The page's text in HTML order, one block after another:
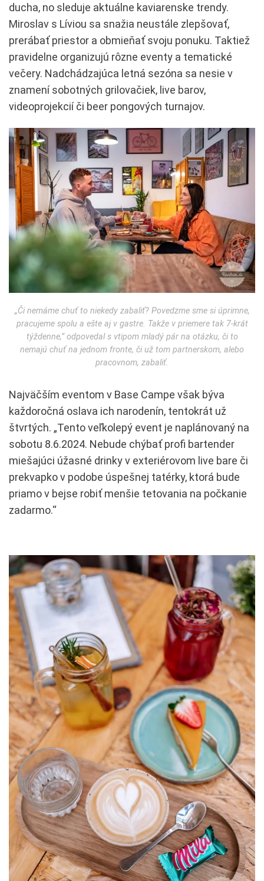
ducha, no sleduje aktuálne kaviarenske trendy.
Miroslav s Líviou sa snažia neustále zlepšovať,
prerábať priestor a obmieňať svoju ponuku. Taktiež
pravidelne organizujú rôzne eventy a tematické
večery. Nadchádzajúca letná sezóna sa nesie v
znamení sobotných grilovačiek, live barov,
videoprojekcií či beer pongových turnajov.
„Či nemáme chuť to niekedy zabaliť? Povedzme sme si úprimne,
pracujeme spolu a ešte aj v gastre. Takže v priemere tak 7-krát
týždenne,” odpovedal s vtipom mladý pár na otázku, či to
nemajú chuť na jednom fronte, či už tom partnerskom, alebo
pracovnom, zabaliť.
Najväčším eventom v Base Campe však býva
každoročná oslava ich narodenín, tentokrát už
štvrtých. „Tento veľkolepý event je naplánovaný na
sobotu 8.6.2024. Nebude chýbať profi bartender
miešajúci úžasné drinky v exteriérovom live bare či
prekvapko v podobe úspešnej tatérky, ktorá bude
priamo v bejse robiť menšie tetovania na počkanie
zadarmo.“